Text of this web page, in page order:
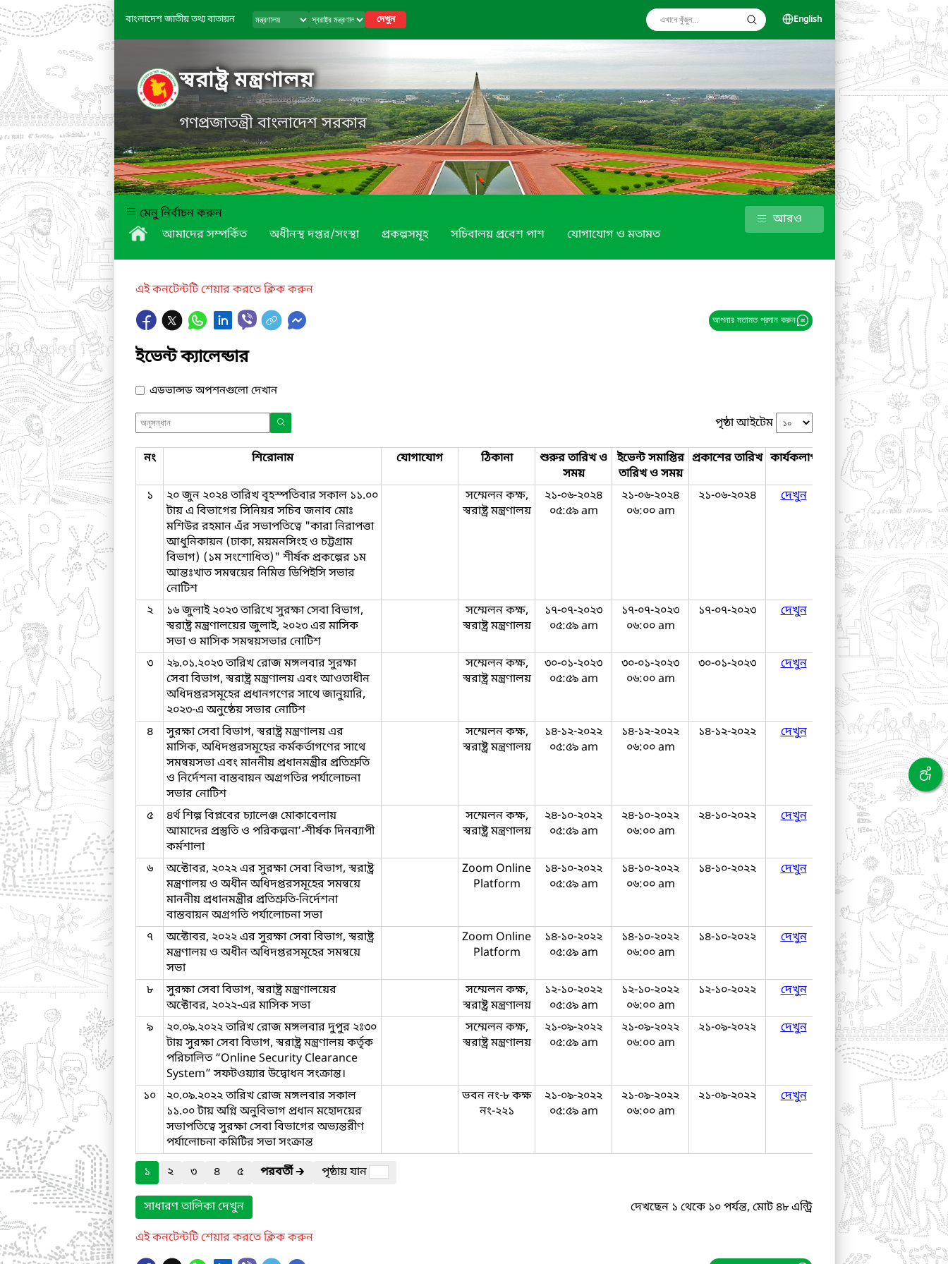
বাংলাদেশ জাতীয় তথ্য বাতায়ন দেখুন English
স্বরাষ্ট্র মন্ত্রণালয়
গণপ্রজাতন্ত্রী বাংলাদেশ সরকার
মেনু নির্বাচন করুন
আমাদের সম্পর্কিত
অধীনস্থ দপ্তর/সংস্থা প্রকল্পসমূহ সচিবালয় প্রবেশ পাশ যোগাযোগ ও মতামত
আরও
এই কনটেন্টটি শেয়ার করতে ক্লিক করুন
আপনার মতামত প্রদান করুন
ইভেন্ট ক্যালেন্ডার
এডভান্সড অপশনগুলো দেখান
পৃষ্ঠা আইটেম
নং শিরোনাম যোগাযোগ ঠিকানা
শুরুর তারিখ ও
সময়
ইভেন্ট সমাপ্তির
তারিখ ও সময়
প্রকাশের তারিখ কার্যকলাপ
১
২০ জুন ২০২৪ তারিখ বৃহস্পতিবার সকাল ১১.০০
টায় এ বিভাগের সিনিয়র সচিব জনাব মোঃ
মশিউর রহমান এঁর সভাপতিত্বে "কারা নিরাপত্তা
আধুনিকায়ন (ঢাকা, ময়মনসিংহ ও চট্টগ্রাম
বিভাগ) (১ম সংশোধিত)" শীর্ষক প্রকল্পের ১ম
আন্তঃখাত সমন্বয়ের নিমিত্ত ডিপিইসি সভার
নোটিশ
সম্মেলন কক্ষ,
স্বরাষ্ট্র মন্ত্রণালয়
২১-০৬-২০২৪
০৫:৫৯ am
২১-০৬-২০২৪
০৬:০০ am
২১-০৬-২০২৪ দেখুন
২
১৬ জুলাই ২০২৩ তারিখে সুরক্ষা সেবা বিভাগ,
স্বরাষ্ট্র মন্ত্রণালয়ের জুলাই, ২০২৩ এর মাসিক
সভা ও মাসিক সমন্বয়সভার নোটিশ
সম্মেলন কক্ষ,
স্বরাষ্ট্র মন্ত্রণালয়
১৭-০৭-২০২৩
০৫:৫৯ am
১৭-০৭-২০২৩
০৬:০০ am
১৭-০৭-২০২৩ দেখুন
৩
২৯.০১.২০২৩ তারিখ রোজ মঙ্গলবার সুরক্ষা
সেবা বিভাগ, স্বরাষ্ট্র মন্ত্রণালয় এবং আওতাধীন
অধিদপ্তরসমূহের প্রধানগণের সাথে জানুয়ারি,
২০২৩-এ অনুষ্ঠেয় সভার নোটিশ
সম্মেলন কক্ষ,
স্বরাষ্ট্র মন্ত্রণালয়
৩০-০১-২০২৩
০৫:৫৯ am
৩০-০১-২০২৩
০৬:০০ am
৩০-০১-২০২৩ দেখুন
৪
সুরক্ষা সেবা বিভাগ, স্বরাষ্ট্র মন্ত্রণালয় এর
মাসিক, অধিদপ্তরসমূহের কর্মকর্তাগণের সাথে
সমন্বয়সভা এবং মাননীয় প্রধানমন্ত্রীর প্রতিশ্রুতি
ও নির্দেশনা বাস্তবায়ন অগ্রগতির পর্যালোচনা
সভার নোটিশ
সম্মেলন কক্ষ,
স্বরাষ্ট্র মন্ত্রণালয়
১৪-১২-২০২২
০৫:৫৯ am
১৪-১২-২০২২
০৬:০০ am
১৪-১২-২০২২ দেখুন
৫
৪র্থ শিল্প বিপ্লবের চ্যালেঞ্জ মোকাবেলায়
আমাদের প্রস্তুতি ও পরিকল্পনা’-শীর্ষক দিনব্যাপী
কর্মশালা
সম্মেলন কক্ষ,
স্বরাষ্ট্র মন্ত্রণালয়
২৪-১০-২০২২
০৫:৫৯ am
২৪-১০-২০২২
০৬:০০ am
২৪-১০-২০২২ দেখুন
৬
অক্টোবর, ২০২২ এর সুরক্ষা সেবা বিভাগ, স্বরাষ্ট্র
মন্ত্রণালয় ও অধীন অধিদপ্তরসমূহের সমন্বয়ে
মাননীয় প্রধানমন্ত্রীর প্রতিশ্রুতি-নির্দেশনা
বাস্তবায়ন অগ্রগতি পর্যালোচনা সভা
Zoom Online
Platform
১৪-১০-২০২২
০৫:৫৯ am
১৪-১০-২০২২
০৬:০০ am
১৪-১০-২০২২ দেখুন
৭
অক্টোবর, ২০২২ এর সুরক্ষা সেবা বিভাগ, স্বরাষ্ট্র
মন্ত্রণালয় ও অধীন অধিদপ্তরসমূহের সমন্বয়ে
সভা
Zoom Online
Platform
১৪-১০-২০২২
০৫:৫৯ am
১৪-১০-২০২২
০৬:০০ am
১৪-১০-২০২২ দেখুন
৮
সুরক্ষা সেবা বিভাগ, স্বরাষ্ট্র মন্ত্রণালয়ের
অক্টোবর, ২০২২-এর মাসিক সভা
সম্মেলন কক্ষ,
স্বরাষ্ট্র মন্ত্রণালয়
১২-১০-২০২২
০৫:৫৯ am
১২-১০-২০২২
০৬:০০ am
১২-১০-২০২২ দেখুন
৯
২০.০৯.২০২২ তারিখ রােজ মঙ্গলবার দুপুর ২ঃ৩০
টায় সুরক্ষা সেবা বিভাগ, স্বরাষ্ট্র মন্ত্রণালয় কর্তৃক
পরিচালিত “Online Security Clearance
System” সফটওয়্যার উদ্বোধন সংক্রান্ত।
সম্মেলন কক্ষ,
স্বরাষ্ট্র মন্ত্রণালয়
২১-০৯-২০২২
০৫:৫৯ am
২১-০৯-২০২২
০৬:০০ am
২১-০৯-২০২২ দেখুন
১০
২০.০৯.২০২২ তারিখ রোজ মঙ্গলবার সকাল
১১.০০ টায় অগ্নি অনুবিভাগ প্রধান মহোদয়ের
সভাপতিত্বে সুরক্ষা সেবা বিভাগের অভ্যন্তরীণ
পর্যালোচনা কমিটির সভা সংক্রান্ত
ভবন নং-৮ কক্ষ
নং-২২১
২১-০৯-২০২২
০৫:৫৯ am
২১-০৯-২০২২
০৬:০০ am
২১-০৯-২০২২ দেখুন
১ ২ ৩ ৪ ৫ পরবর্তী🡲 পৃষ্ঠায় যান
সাধারণ তালিকা দেখুন
দেখছেন ১ থেকে ১০ পর্যন্ত, মোট ৪৮ এন্ট্রি
এই কনটেন্টটি শেয়ার করতে ক্লিক করুন